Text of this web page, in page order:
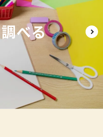
べる